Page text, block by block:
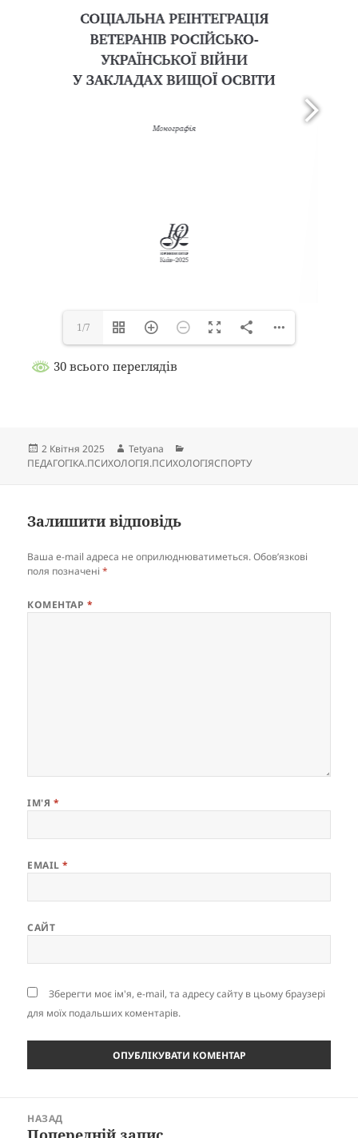
1/7
30 всього переглядів
Опубліковано
2 Квітня 2025 Автор
Tetyana
ПЕДАГОГІКА.ПСИХОЛОГІЯ.ПСИХОЛОГІЯСПОРТУ
Залишити відповідь
Ваша e-mail адреса не оприлюднюватиметься. Обов’язкові
поля позначені*
КОМЕНТАР *
ІМ'Я *
EMAIL*
САЙТ
Зберегти моє ім'я, e-mail, та адресу сайту в цьому браузері
для моїх подальших коментарів.
записівНАЗАД